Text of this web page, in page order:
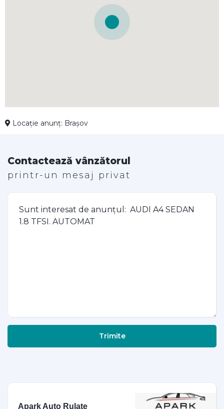
Locație anunț: Brașov
Contactează vânzătorul
printr-un mesaj privat
Trimite
Apark Auto Rulate